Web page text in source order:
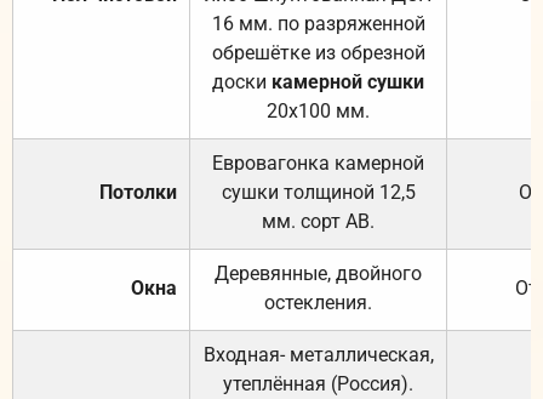
16 мм. по разряженной
обрешётке из обрезной
доски камерной сушки
20х100 мм.
Потолки
Евровагонка камерной
сушки толщиной 12,5
мм. сорт АВ.
Окна
Деревянные, двойного
остекления.
Входная- металлическая,
утеплённая (Россия).